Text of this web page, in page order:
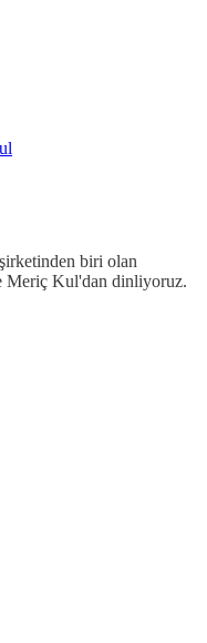
biri olan
Meriç Kul'dan dinliyoruz.